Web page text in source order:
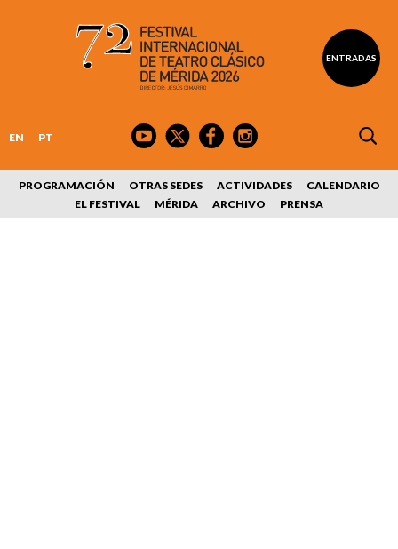
ENTRADAS
EN PT
PROGRAMACIÓN OTRAS SEDES ACTIVIDADES
CALENDARIO
EL FESTIVAL
MÉRIDA ARCHIVO PRENSA